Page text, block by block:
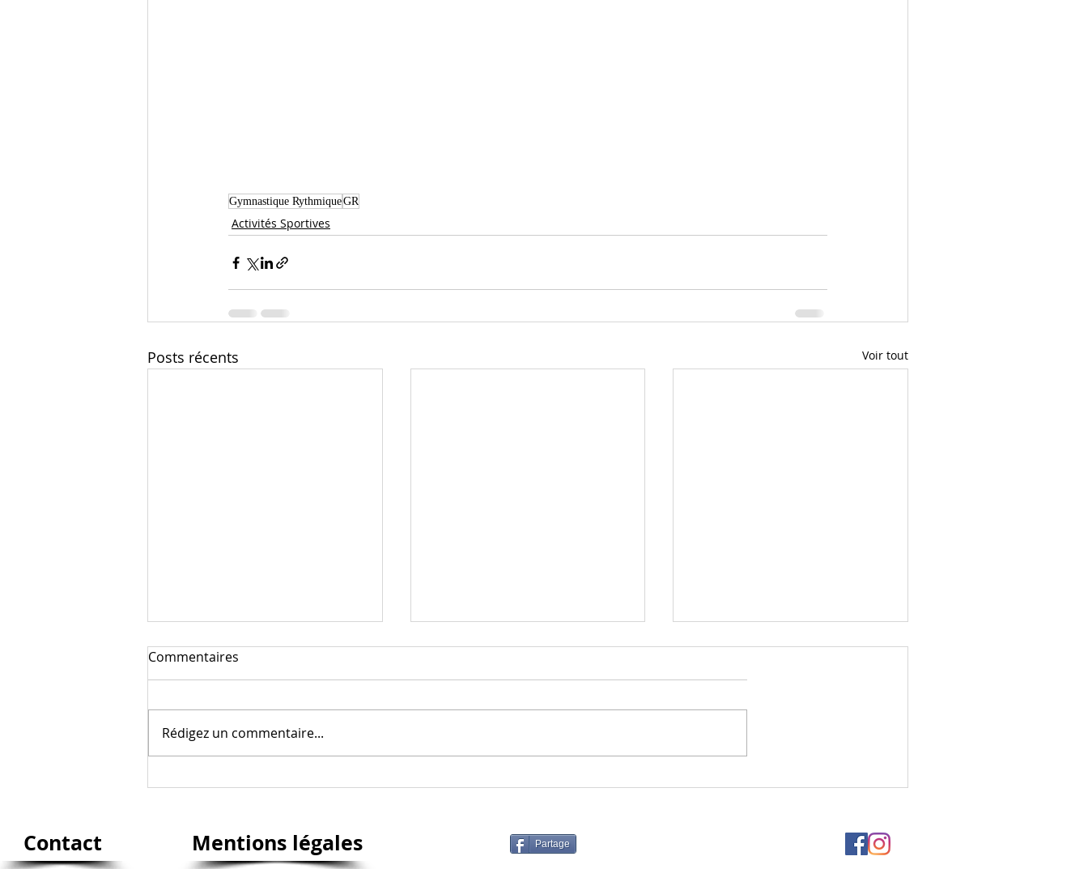
Gymnastique RythmiqueGR
Activités Sportives
Posts récents Voir tout
Les marcheurs DLC entre
Les jeunes gymnastes de
Val de Loire
Gestion du stress : une
Commentaires
Rédigez un commentaire...
Contact Partage
Mentions légales